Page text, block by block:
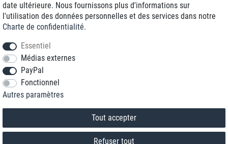
+33 1 70 99 07 94 *
* Vous pouvez nous joindre aux tarifs locaux du lundi au vendredi de 9h à 18h.
date ultérieure. Nous fournissons plus d'informations sur
l'utilisation des données personnelles et des services dans notre
Charte de confidentialité.
Essentiel
Médias externes
PayPal
Fonctionnel
Autres paramètres
Tout accepter
Refuser tout